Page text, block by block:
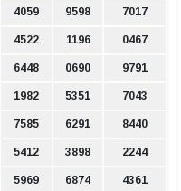
4059 9598 7017
4522 1196 0467
6448 0690 9791
1982 5351 7043
7585 6291 8440
5412 3898 2244
5969 6874 4361